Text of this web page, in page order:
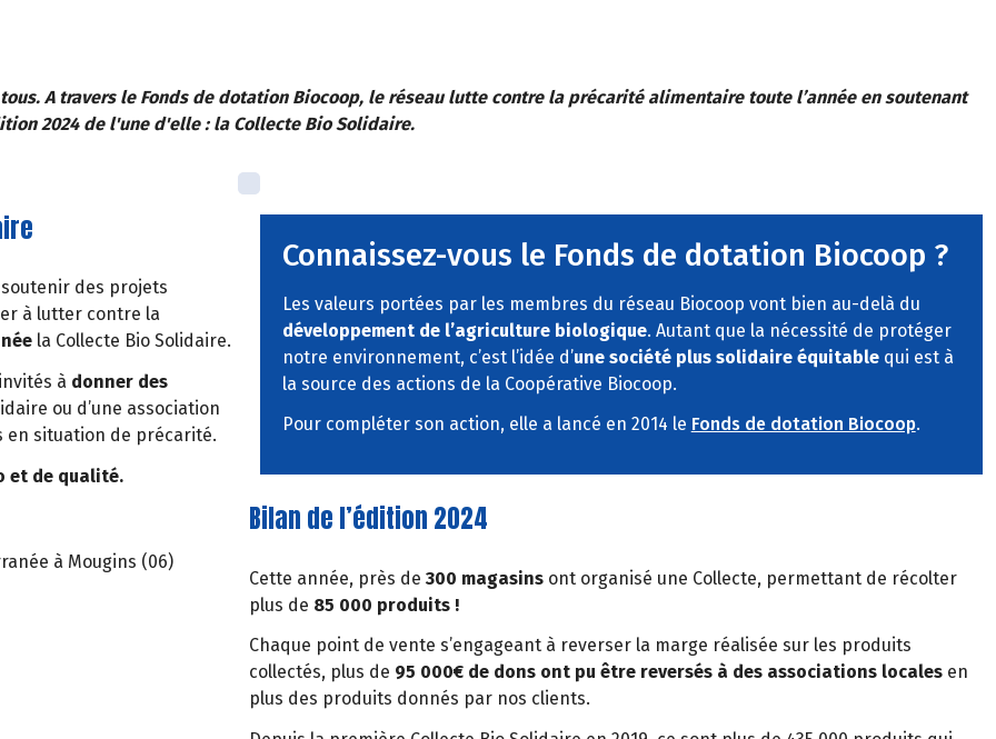
A travers le Fonds de dotation Biocoop, le réseau lutte contre la précarité alimentaire toute l’année en soutenant
2024 de l'une d'elle : la Collecte Bio Solidaire.
des projets
à lutter contre la
la Collecte Bio Solidaire.
à donner des
ou d’une association
en situation de précarité.
et de qualité.
Connaissez-vous le Fonds de dotation Biocoop ?
Les valeurs portées par les membres du réseau Biocoop vont bien au-delà du
développement de l’agriculture biologique. Autant que la nécessité de protéger
notre environnement, c’est l’idée d’une société plus solidaire équitable qui est à
la source des actions de la Coopérative Biocoop.
Pour compléter son action, elle a lancé en 2014 le Fonds de dotation Biocoop.
à Mougins (06)
Bilan de l’édition 2024
Cette année, près de 300 magasins ont organisé une Collecte, permettant de récolter
plus de 85 000 produits !
Chaque point de vente s’engageant à reverser la marge réalisée sur les produits
collectés, plus de 95 000€ de dons ont pu être reversés à des associations locales en
plus des produits donnés par nos clients.